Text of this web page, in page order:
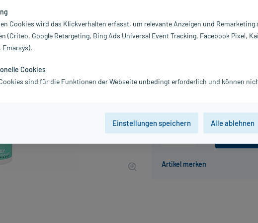
inkl. MwSt. zzgl. Versandkosten
PZN:
Hersteller:
Cookies wird das Klickverhalten erfasst, um relevante Anzeigen und Remarketing
(Criteo, Google Retargeting, Bing Ads Universal Event Tracking, Facebook Pixel,
Emarsys).
Cookies
sind für die Funktionen der Webseite unbedingt erforderlich und können
Einstellungen speichern Alle ablehnen